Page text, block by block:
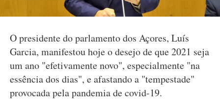
O presidente do parlamento dos Açores, Luís
Garcia, manifestou hoje o desejo de que 2021 seja
um ano "efetivamente novo", especialmente "na
essência dos dias", e afastando a "tempestade"
provocada pela pandemia de covid-19.